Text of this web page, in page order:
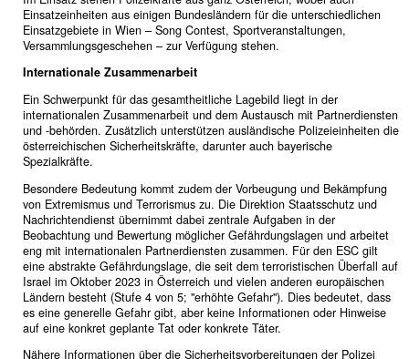
Einsatzeinheiten aus einigen Bundesländern für die unterschiedlichen
Einsatzgebiete in Wien – Song Contest, Sportveranstaltungen,
Versammlungsgeschehen – zur Verfügung stehen.
Internationale Zusammenarbeit
Ein Schwerpunkt für das gesamtheitliche Lagebild liegt in der
internationalen Zusammenarbeit und dem Austausch mit Partnerdiensten
und -behörden. Zusätzlich unterstützen ausländische Polizeieinheiten die
österreichischen Sicherheitskräfte, darunter auch bayerische
Spezialkräfte.
Besondere Bedeutung kommt zudem der Vorbeugung und Bekämpfung
von Extremismus und Terrorismus zu. Die Direktion Staatsschutz und
Nachrichtendienst übernimmt dabei zentrale Aufgaben in der
Beobachtung und Bewertung möglicher Gefährdungslagen und arbeitet
eng mit internationalen Partnerdiensten zusammen. Für den ESC gilt
eine abstrakte Gefährdungslage, die seit dem terroristischen Überfall auf
Israel im Oktober 2023 in Österreich und vielen anderen europäischen
Ländern besteht (Stufe 4 von 5; "erhöhte Gefahr"). Dies bedeutet, dass
es eine generelle Gefahr gibt, aber keine Informationen oder Hinweise
auf eine konkret geplante Tat oder konkrete Täter.
Nähere Informationen über die Sicherheitsvorbereitungen der Polizei